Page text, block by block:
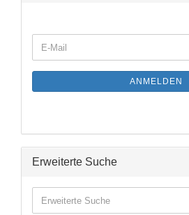
ZUR
E-
Mail
ANMELDEN
Erweiterte Suche
Suche